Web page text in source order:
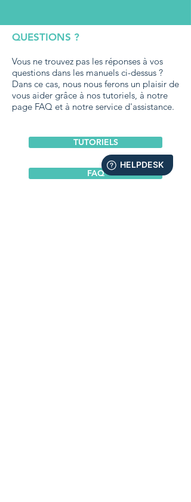
QUESTIONS ?
Vous ne trouvez pas les réponses à vos
questions dans les manuels ci-dessus ?
Dans ce cas, nous nous ferons un plaisir de
vous aider grâce à nos tutoriels, à notre
page FAQ et à notre service d'assistance.
TUTORIELS
FAQ